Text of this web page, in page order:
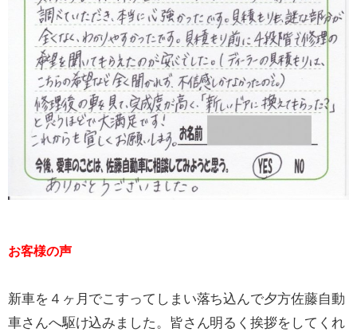
お客様の声
新車を４ヶ月でこすってしまい落ち込んで夕方佐藤自動
車さんへ駆け込みました。皆さん明るく挨拶をしてくれ